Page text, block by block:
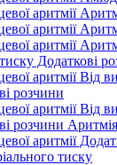
аритмії
аритмії
аритмії
Додаткові
аритмії Від
розчини
аритмії Від
розчини Аритмія
аритмії
тиску